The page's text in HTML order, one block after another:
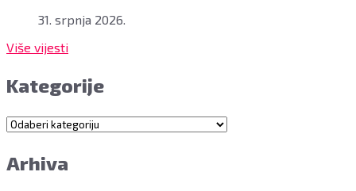
31. srpnja 2026.
Više vijesti
Kategorije
Kategorije
Arhiva